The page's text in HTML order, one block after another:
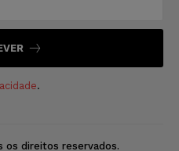
.
os direitos reservados.